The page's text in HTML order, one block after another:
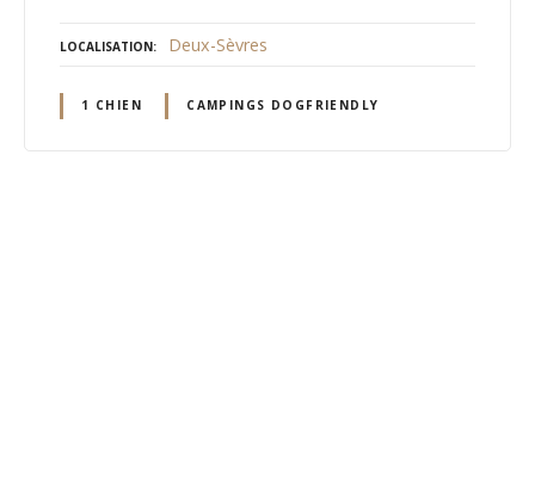
LOCALISATION Deux-Sèvres
1 CHIEN CAMPINGS DOGFRIENDLY